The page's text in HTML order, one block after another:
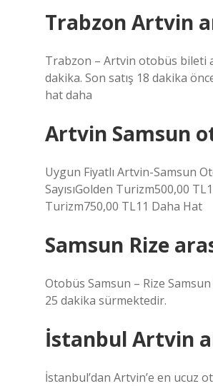
Trabzon Artvin
Trabzon – Artvin otobüs bileti
dakika. Son satış 18 dakika
hat daha
Artvin Samsun
Uygun Fiyatlı Artvin-Samsun
SayısıGolden Turizm500,00
Turizm750,00 TL11 Daha Hat
Samsun Rize
Otobüs Samsun – Rize
25 dakika sürmektedir.
İstanbul Artvin
İstanbul’dan Artvin’e en ucuz